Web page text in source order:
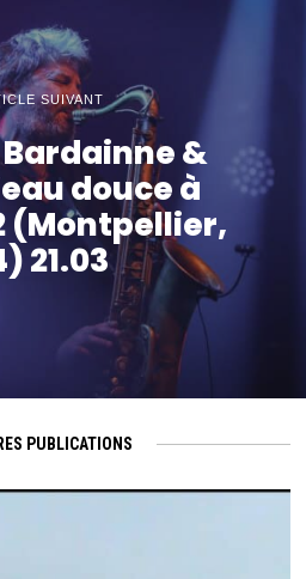
SUIVANT
&
douce à
(Montpellier,
21.03
PUBLICATIONS